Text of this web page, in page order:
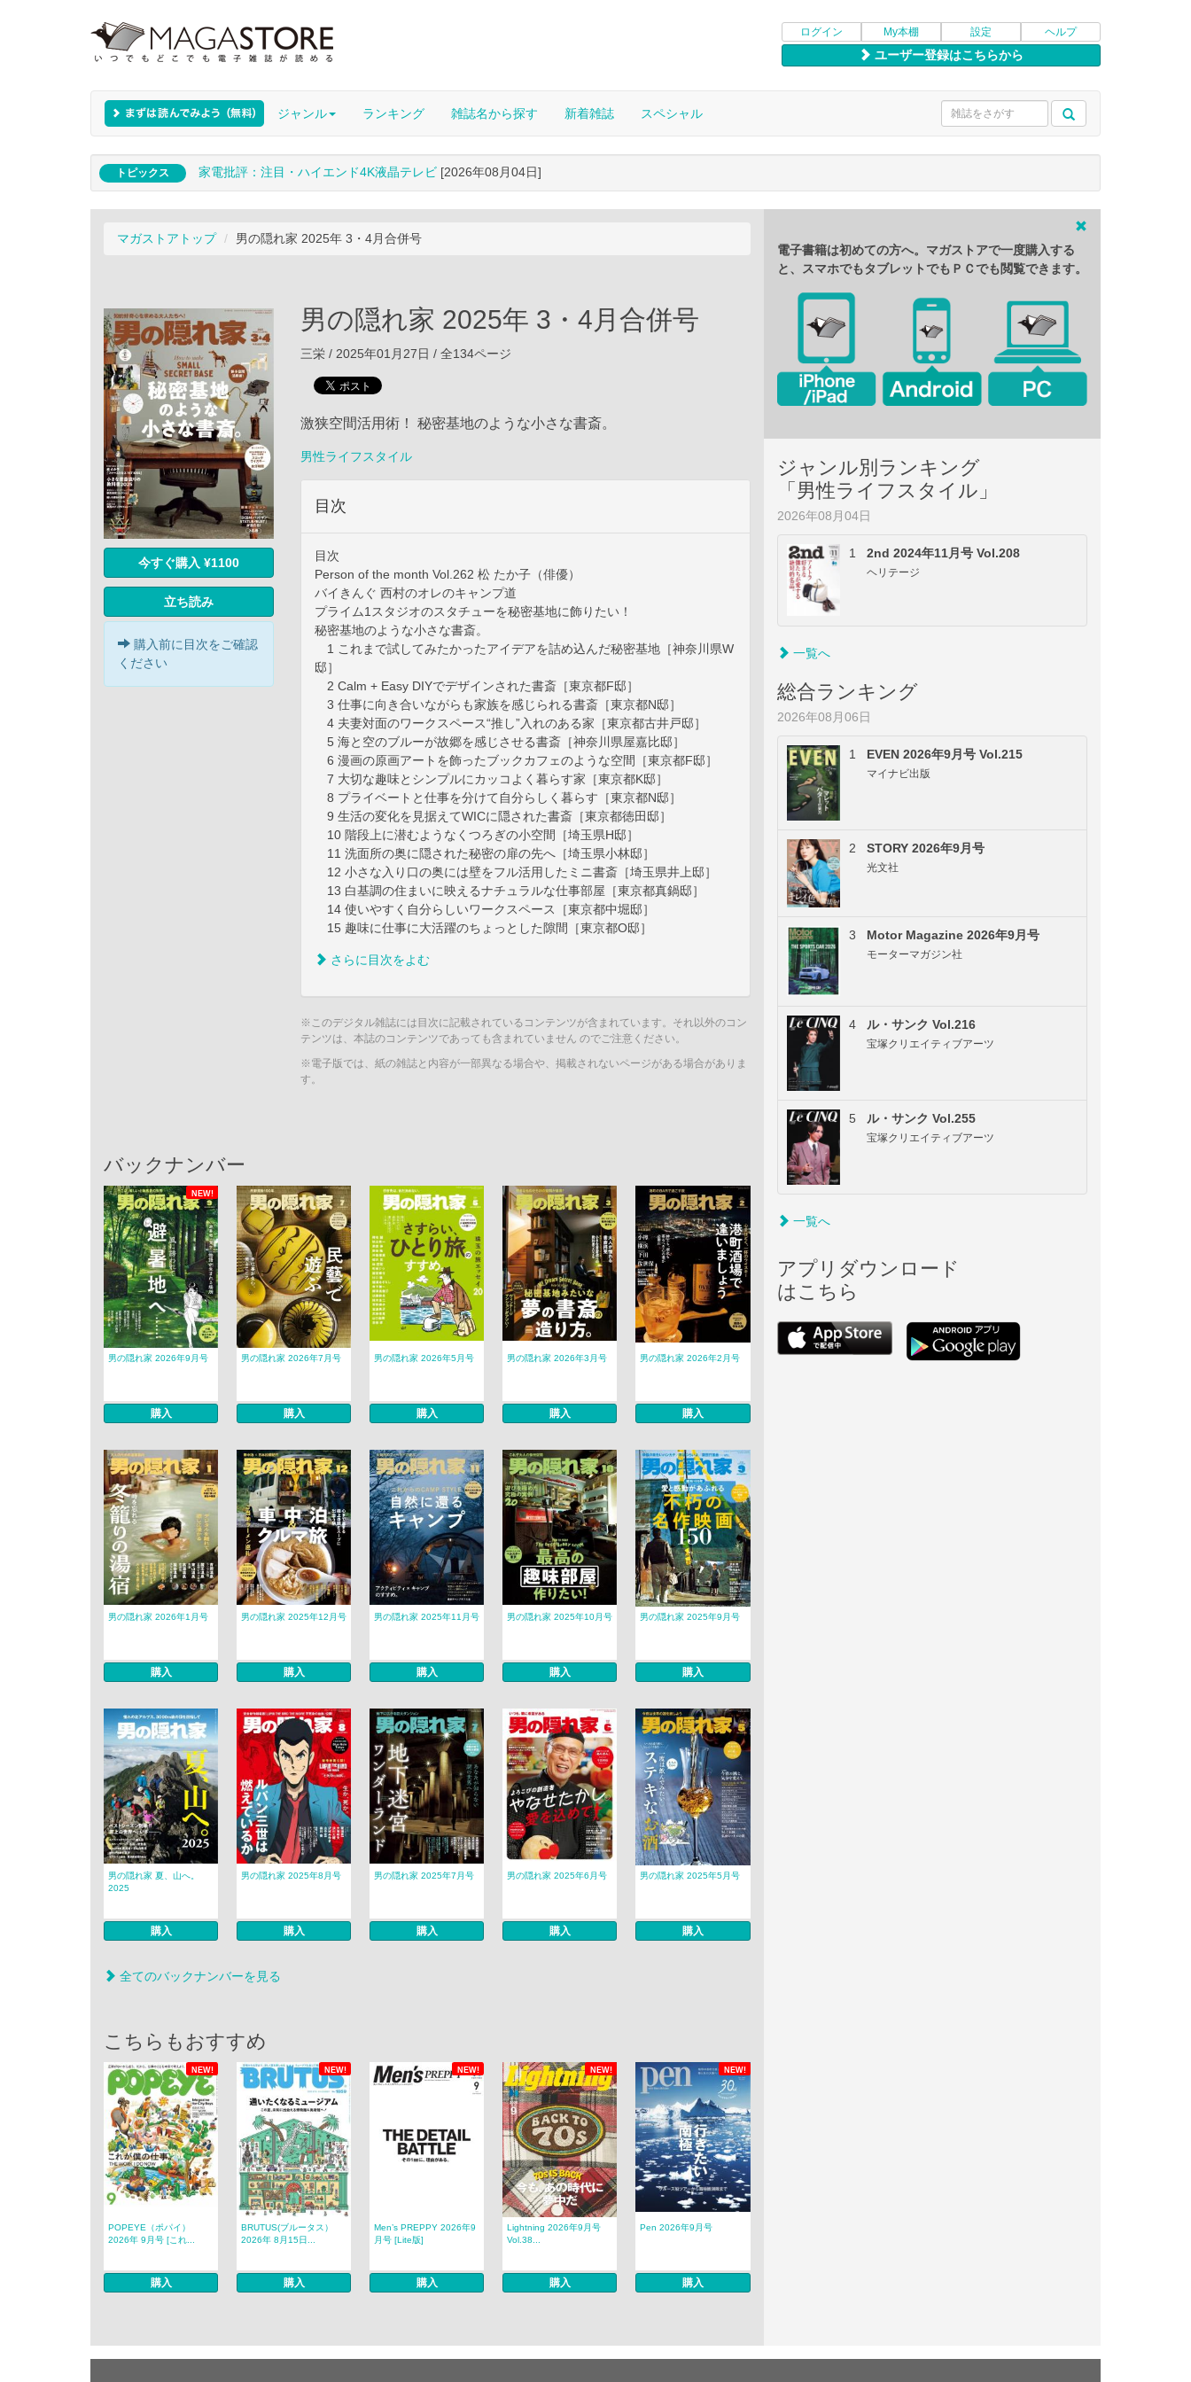
ログイン My本棚 設定 ヘルプ
ユーザー登録はこちらから
ジャンル ランキング 雑誌名から探す 新着雑誌 スペシャル
トピックス 家電批評：注目・ハイエンド4K液晶テレビ [2026年08月04日]
マガストアトップ 男の隠れ家 2025年 3・4月合併号
今すぐ購入 ¥1100
立ち読み
購入前に目次をご確認
ください
男の隠れ家 2025年 3・4月合併号
三栄 / 2025年01月27日 / 全134ページ
激狭空間活用術！ 秘密基地のような小さな書斎。
男性ライフスタイル
目次
目次
Person of the month Vol.262 松 たか子（俳優）
バイきんぐ 西村のオレのキャンプ道
プライム1スタジオのスタチューを秘密基地に飾りたい！
秘密基地のような小さな書斎。
1 これまで試してみたかったアイデアを詰め込んだ秘密基地［神奈川県W
邸］
2 Calm + Easy DIYでデザインされた書斎［東京都F邸］
3 仕事に向き合いながらも家族を感じられる書斎［東京都N邸］
4 夫妻対面のワークスペース“推し”入れのある家［東京都古井戸邸］
5 海と空のブルーが故郷を感じさせる書斎［神奈川県屋嘉比邸］
6 漫画の原画アートを飾ったブックカフェのような空間［東京都F邸］
7 大切な趣味とシンプルにカッコよく暮らす家［東京都K邸］
8 プライベートと仕事を分けて自分らしく暮らす［東京都N邸］
9 生活の変化を見据えてWICに隠された書斎［東京都徳田邸］
10 階段上に潜むようなくつろぎの小空間［埼玉県H邸］
11 洗面所の奥に隠された秘密の扉の先へ［埼玉県小林邸］
12 小さな入り口の奥には壁をフル活用したミニ書斎［埼玉県井上邸］
13 白基調の住まいに映えるナチュラルな仕事部屋［東京都真鍋邸］
14 使いやすく自分らしいワークスペース［東京都中堀邸］
15 趣味に仕事に大活躍のちょっとした隙間［東京都O邸］
さらに目次をよむ
※このデジタル雑誌には目次に記載されているコンテンツが含まれています。それ以外のコン
テンツは、本誌のコンテンツであっても含まれていません のでご注意ください。
※電子版では、紙の雑誌と内容が一部異なる場合や、掲載されないページがある場合がありま
す。
バックナンバー
NEW!
男の隠れ家 2026年9月号
購入
男の隠れ家 2026年7月号
購入
男の隠れ家 2026年5月号
購入
男の隠れ家 2026年3月号
購入
男の隠れ家 2026年2月号
購入
男の隠れ家 2026年1月号
購入
男の隠れ家 2025年12月号
購入
男の隠れ家 2025年11月号
購入
男の隠れ家 2025年10月号
購入
男の隠れ家 2025年9月号
購入
男の隠れ家 夏、山へ。
2025
購入
男の隠れ家 2025年8月号
購入
男の隠れ家 2025年7月号
購入
男の隠れ家 2025年6月号
購入
男の隠れ家 2025年5月号
購入
全てのバックナンバーを見る
こちらもおすすめ
NEW! NEW! NEW! NEW! NEW!
POPEYE（ポパイ）
2026年 9月号 [これ...
購入
BRUTUS(ブルータス）
2026年 8月15日...
購入
Men’s PREPPY 2026年9
月号 [Lite版]
購入
Lightning 2026年9月号
Vol.38...
購入
Pen 2026年9月号
購入
電子書籍は初めての方へ。マガストアで一度購入する
と、スマホでもタブレットでもＰＣでも閲覧できます。
ジャンル別ランキング
「男性ライフスタイル」
2026年08月04日
1 2nd 2024年11月号 Vol.208
ヘリテージ
一覧へ
総合ランキング
2026年08月06日
1 EVEN 2026年9月号 Vol.215
マイナビ出版
2 STORY 2026年9月号
光文社
3 Motor Magazine 2026年9月号
モーターマガジン社
4 ル・サンク Vol.216
宝塚クリエイティブアーツ
5 ル・サンク Vol.255
宝塚クリエイティブアーツ
一覧へ
アプリダウンロード
はこちら